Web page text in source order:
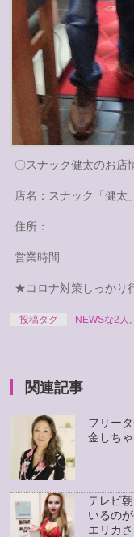
〇スナック健太のお店
店名：スナック「健太」
住所：
営業時間
★コロナ対策しっかり
投稿タグ NEWSな2人 ,
関連記事
フリー
金しち
テレビ
いるの
エリカ